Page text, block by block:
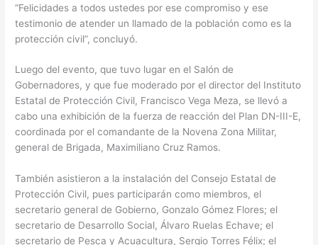
“Felicidades a todos ustedes por ese compromiso y ese
testimonio de atender un llamado de la población como es la
protección civil”, concluyó.
Luego del evento, que tuvo lugar en el Salón de
Gobernadores, y que fue moderado por el director del Instituto
Estatal de Protección Civil, Francisco Vega Meza, se llevó a
cabo una exhibición de la fuerza de reacción del Plan DN-III-E,
coordinada por el comandante de la Novena Zona Militar,
general de Brigada, Maximiliano Cruz Ramos.
También asistieron a la instalación del Consejo Estatal de
Protección Civil, pues participarán como miembros, el
secretario general de Gobierno, Gonzalo Gómez Flores; el
secretario de Desarrollo Social, Álvaro Ruelas Echave; el
secretario de Pesca y Acuacultura, Sergio Torres Félix; el